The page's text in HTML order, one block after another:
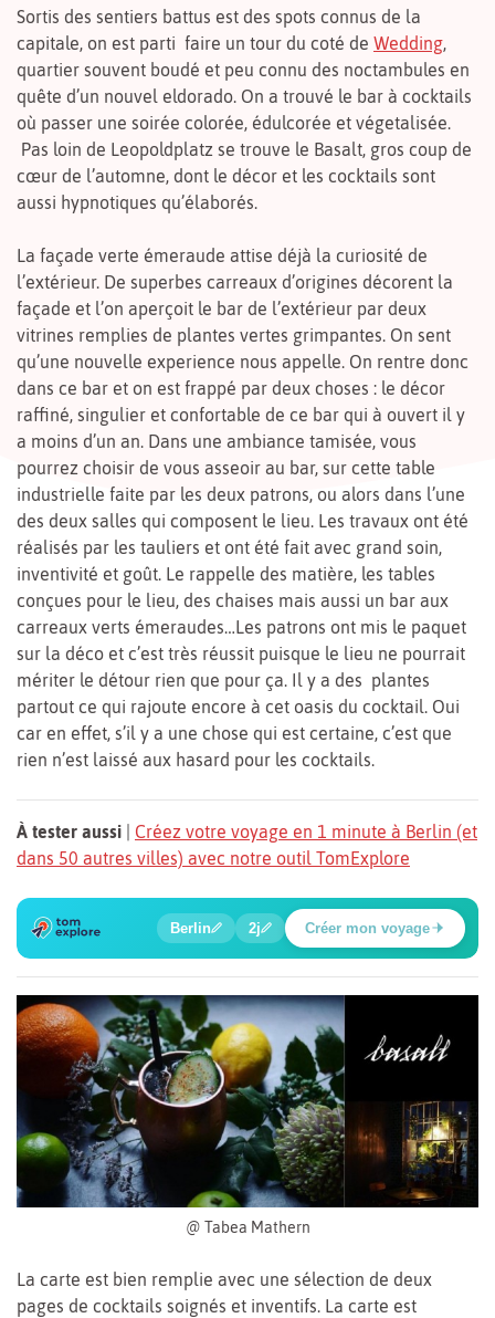
Sortis des sentiers battus est des spots connus de la
capitale, on est parti faire un tour du coté de Wedding,
quartier souvent boudé et peu connu des noctambules en
quête d’un nouvel eldorado. On a trouvé le bar à cocktails
où passer une soirée colorée, édulcorée et végetalisée.
Pas loin de Leopoldplatz se trouve le Basalt, gros coup de
cœur de l’automne, dont le décor et les cocktails sont
aussi hypnotiques qu’élaborés.
La façade verte émeraude attise déjà la curiosité de
l’extérieur. De superbes carreaux d’origines décorent la
façade et l’on aperçoit le bar de l’extérieur par deux
vitrines remplies de plantes vertes grimpantes. On sent
qu’une nouvelle experience nous appelle. On rentre donc
dans ce bar et on est frappé par deux choses : le décor
raffiné, singulier et confortable de ce bar qui à ouvert il y
a moins d’un an. Dans une ambiance tamisée, vous
pourrez choisir de vous asseoir au bar, sur cette table
industrielle faite par les deux patrons, ou alors dans l’une
des deux salles qui composent le lieu. Les travaux ont été
réalisés par les tauliers et ont été fait avec grand soin,
inventivité et goût. Le rappelle des matière, les tables
conçues pour le lieu, des chaises mais aussi un bar aux
carreaux verts émeraudes…Les patrons ont mis le paquet
sur la déco et c’est très réussit puisque le lieu ne pourrait
mériter le détour rien que pour ça. Il y a des plantes
partout ce qui rajoute encore à cet oasis du cocktail. Oui
car en effet, s’il y a une chose qui est certaine, c’est que
rien n’est laissé aux hasard pour les cocktails.
À tester aussi
Créez votre voyage en 1 minute à Berlin (et
dans 50 autres villes) avec notre outil TomExplore
🔍
🔍
🔍
🍲
🔍
🔍
6
Place Potsdamer
Berlin 2j Créer mon voyage
@ Tabea Mathern
La carte est bien remplie avec une sélection de deux
pages de cocktails soignés et inventifs. La carte est